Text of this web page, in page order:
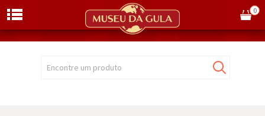
Encontre um produto
0